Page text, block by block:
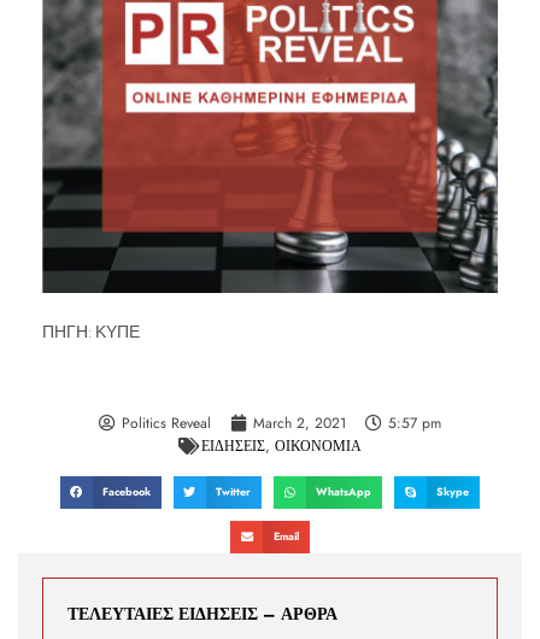
ΠΗΓΗ: ΚΥΠΕ
Politics Reveal March 2, 2021
5:57 pm
ΕΙΔΗΣΕΙΣ, ΟΙΚΟΝΟΜΙΑ
Facebook Twitter WhatsApp Skype
Email
ΤΕΛΕΥΤΑΙΕΣ ΕΙΔΗΣΕΙΣ – ΑΡΘΡΑ